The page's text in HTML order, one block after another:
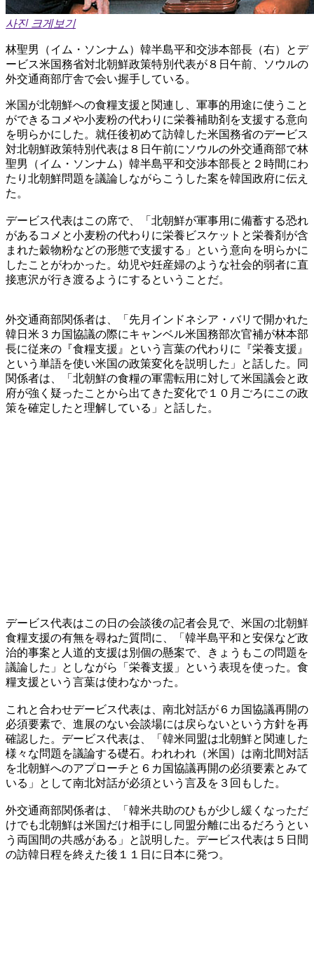
사진 크게보기
林聖男（イム・ソンナム）韓半島平和交渉本部長（右）とデ
ービス米国務省対北朝鮮政策特別代表が８日午前、ソウルの
外交通商部庁舎で会い握手している。
米国が北朝鮮への食糧支援と関連し、軍事的用途に使うこと
ができるコメや小麦粉の代わりに栄養補助剤を支援する意向
を明らかにした。就任後初めて訪韓した米国務省のデービス
対北朝鮮政策特別代表は８日午前にソウルの外交通商部で林
聖男（イム・ソンナム）韓半島平和交渉本部長と２時間にわ
たり北朝鮮問題を議論しながらこうした案を韓国政府に伝え
た。
デービス代表はこの席で、「北朝鮮が軍事用に備蓄する恐れ
があるコメと小麦粉の代わりに栄養ビスケットと栄養剤が含
まれた穀物粉などの形態で支援する」という意向を明らかに
したことがわかった。幼児や妊産婦のような社会的弱者に直
接恵沢が行き渡るようにするということだ。
外交通商部関係者は、「先月インドネシア・バリで開かれた
韓日米３カ国協議の際にキャンベル米国務部次官補が林本部
長に従来の『食糧支援』という言葉の代わりに『栄養支援』
という単語を使い米国の政策変化を説明した」と話した。同
関係者は、「北朝鮮の食糧の軍需転用に対して米国議会と政
府が強く疑ったことから出てきた変化で１０月ごろにこの政
策を確定したと理解している」と話した。
デービス代表はこの日の会談後の記者会見で、米国の北朝鮮
食糧支援の有無を尋ねた質問に、「韓半島平和と安保など政
治的事案と人道的支援は別個の懸案で、きょうもこの問題を
議論した」としながら「栄養支援」という表現を使った。食
糧支援という言葉は使わなかった。
これと合わせデービス代表は、南北対話が６カ国協議再開の
必須要素で、進展のない会談場には戻らないという方針を再
確認した。デービス代表は、「韓米同盟は北朝鮮と関連した
様々な問題を議論する礎石。われわれ（米国）は南北間対話
を北朝鮮へのアプローチと６カ国協議再開の必須要素とみて
いる」として南北対話が必須という言及を３回もした。
外交通商部関係者は、「韓米共助のひもが少し緩くなっただ
けでも北朝鮮は米国だけ相手にし同盟分離に出るだろうとい
う両国間の共感がある」と説明した。デービス代表は５日間
の訪韓日程を終えた後１１日に日本に発つ。